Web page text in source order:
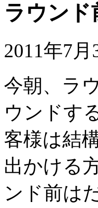
ラウンド
2011年7月
今朝、ラ
ウンドす
客様は結
出かける
ンド前は